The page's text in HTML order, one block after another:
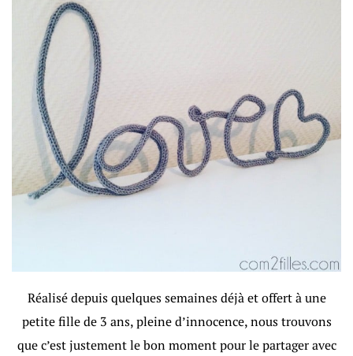
Réalisé depuis quelques semaines déjà et offert à une
petite fille de 3 ans, pleine d’innocence, nous trouvons
que c’est justement le bon moment pour le partager avec